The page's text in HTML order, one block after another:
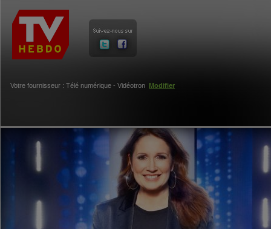
Votre fournisseur : Télé numérique - Vidéotron Modifier